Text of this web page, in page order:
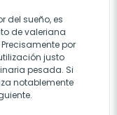
del sueño, es
de valeriana
por
justo
pesada. Si
notablemente